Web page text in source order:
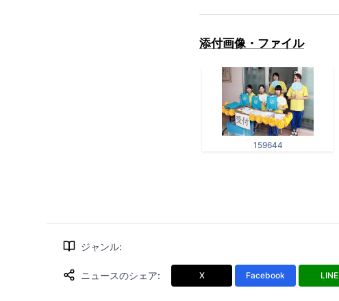
添付画像・ファイル
159644
ジャンル:
ニュースのシェア: X Facebook LINE